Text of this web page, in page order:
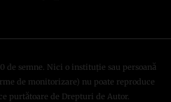
de semne. Nici o instituţie sau persoană
de monitorizare) nu poate reproduce
purtătoare de Drepturi de Autor.